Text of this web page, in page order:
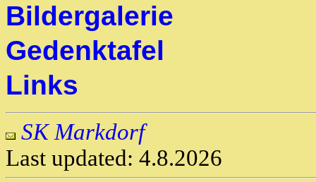
Bildergalerie
Gedenktafel
Links
SK Markdorf
Last updated: 4.8.2026